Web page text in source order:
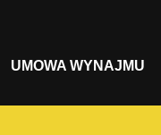
UMOWA WYNAJMU